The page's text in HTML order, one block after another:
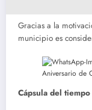
Gracias a la
municipio es
Cápsula del tiempo